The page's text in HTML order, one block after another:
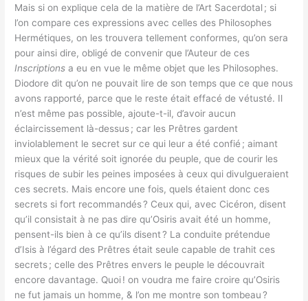
Mais si on explique cela de la matière de l’Art Sacerdotal ; si
l’on compare ces expressions avec celles des Philosophes
Hermétiques, on les trouvera tellement conformes, qu’on sera
pour ainsi dire, obligé de convenir que l’Auteur de ces
Inscriptions a eu en vue le même objet que les Philosophes.
Diodore dit qu’on ne pouvait lire de son temps que ce que nous
avons rapporté, parce que le reste était effacé de vétusté. Il
n’est même pas possible, ajoute-t-il, d’avoir aucun
éclaircissement là-dessus ; car les Prêtres gardent
inviolablement le secret sur ce qui leur a été confié ; aimant
mieux que la vérité soit ignorée du peuple, que de courir les
risques de subir les peines imposées à ceux qui divulgueraient
ces secrets. Mais encore une fois, quels étaient donc ces
secrets si fort recommandés ? Ceux qui, avec Cicéron, disent
qu’il consistait à ne pas dire qu’Osiris avait été un homme,
pensent-ils bien à ce qu’ils disent ? La conduite prétendue
d’Isis à l’égard des Prêtres était seule capable de trahit ces
secrets ; celle des Prêtres envers le peuple le découvrait
encore davantage. Quoi ! on voudra me faire croire qu’Osiris
ne fut jamais un homme, & l’on me montre son tombeau ?